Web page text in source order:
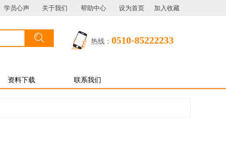
学员心声 帮助中心
关于我们 设为首页 加入收藏
按钮文本
搜索
热线： 0510-85222233
资料下载 联系我们